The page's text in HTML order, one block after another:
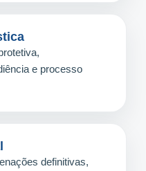
e processo
definitivas,